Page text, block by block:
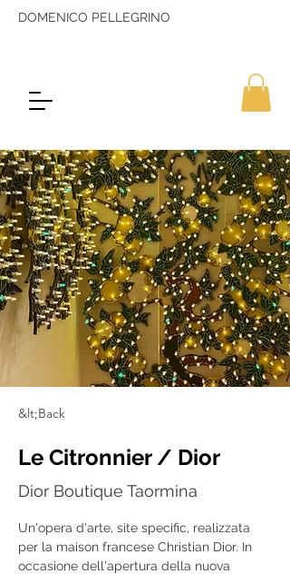
DOMENICO PELLEGRINO
&lt;Back
Le Citronnier / Dior
Dior Boutique Taormina
Un'opera d'arte, site specific, realizzata
per la maison francese Christian Dior. In
occasione dell'apertura della nuova